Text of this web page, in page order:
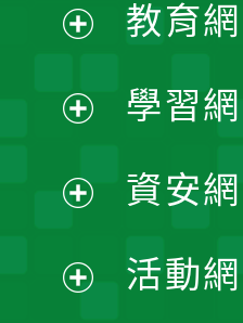
選
單
開
選
單
開
選
單
開
選
開
教育
學習
資安
活動